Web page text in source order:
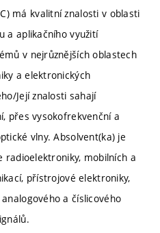
má kvalitní znalosti v oblasti
a aplikačního využití
v nejrůznějších oblastech
a elektronických
Její znalosti sahají
přes vysokofrekvenční a
vlny. Absolvent(ka) je
radioelektroniky, mobilních a
přístrojové elektroniky,
a číslicového